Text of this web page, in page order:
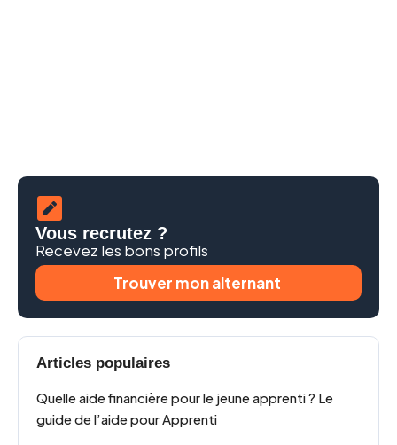
Vous recrutez ?
Recevez les bons profils
Trouver mon alternant
Articles populaires
Quelle aide financière pour le jeune apprenti ? Le
guide de l’aide pour Apprenti